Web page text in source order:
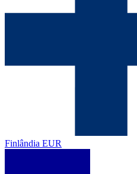
Finlândia EUR